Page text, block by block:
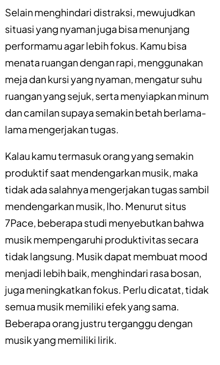
Selain menghindari distraksi, mewujudkan
situasi yang nyaman juga bisa menunjang
performamu agar lebih fokus. Kamu bisa
menata ruangan dengan rapi, menggunakan
meja dan kursi yang nyaman, mengatur suhu
ruangan yang sejuk, serta menyiapkan minum
dan camilan supaya semakin betah berlama-
lama mengerjakan tugas.
Kalau kamu termasuk orang yang semakin
produktif saat mendengarkan musik, maka
tidak ada salahnya mengerjakan tugas sambil
mendengarkan musik, lho. Menurut situs
7Pace, beberapa studi menyebutkan bahwa
musik mempengaruhi produktivitas secara
tidak langsung. Musik dapat membuat mood
menjadi lebih baik, menghindari rasa bosan,
juga meningkatkan fokus. Perlu dicatat, tidak
semua musik memiliki efek yang sama.
Beberapa orang justru terganggu dengan
musik yang memiliki lirik.